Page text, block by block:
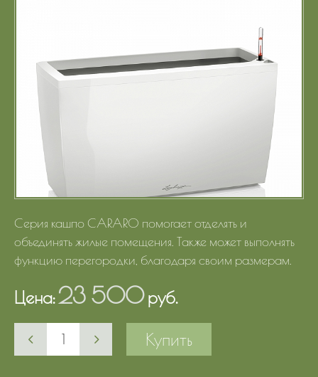
Серия кашпо CARARO помогает отделять и
объединять жилые помещения. Также может выполнять
функцию перегородки, благодаря своим размерам.
Цена:23 500руб.
Купить